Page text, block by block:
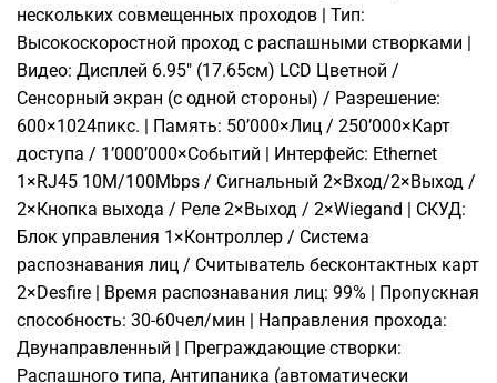
нескольких совмещенных проходов | Тип:
Высокоскоростной проход с распашными створками |
Видео: Дисплей 6.95″ (17.65см) LCD Цветной /
Сенсорный экран (с одной стороны) / Разрешение:
600×1024пикс. | Память: 50’000×Лиц / 250’000×Карт
доступа / 1’000’000×Событий | Интерфейс: Ethernet
1×RJ45 10M/100Mbps / Сигнальный 2×Вход/2×Выход /
2×Кнопка выхода / Реле 2×Выход / 2×Wiegand | СКУД:
Блок управления 1×Контроллер / Система
распознавания лиц / Считыватель бесконтактных карт
2×Desfire | Время распознавания лиц: 99% | Пропускная
способность: 30-60чел/мин | Направления прохода:
Двунаправленный | Преграждающие створки:
Распашного типа, Антипаника (автоматически